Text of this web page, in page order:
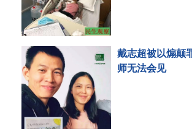
戴志超被以煽颠
师无法会见